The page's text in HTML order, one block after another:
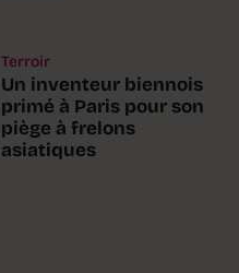
Terroir
Un inventeur biennois
primé à Paris pour son
piège à frelons
asiatiques